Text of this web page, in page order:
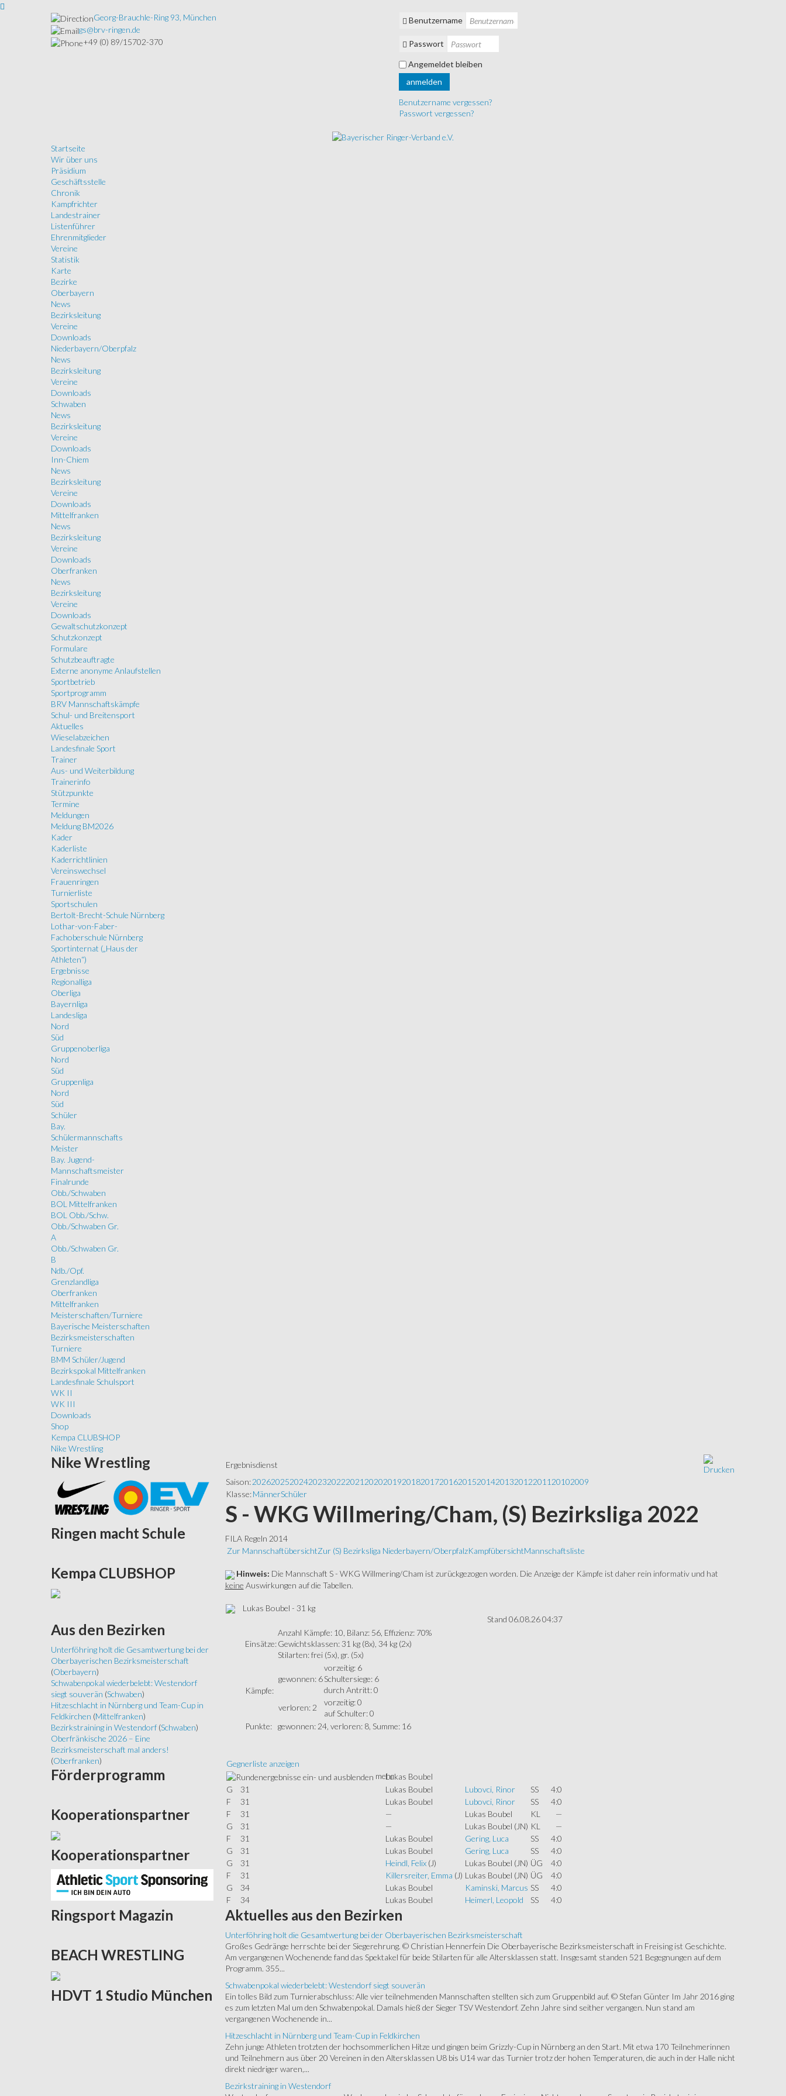
Georg-Brauchle-Ring 93, München
gs@brv-ringen.de
+49 (0) 89/15702-370
Benutzername
Passwort
Angemeldet bleiben
anmelden
Benutzername vergessen?
Passwort vergessen?
Startseite
Wir über uns
Präsidium
Geschäftsstelle
Chronik
Kampfrichter
Landestrainer
Listenführer
Ehrenmitglieder
Vereine
Statistik
Karte
Bezirke
Oberbayern
News
Bezirksleitung
Vereine
Downloads
Niederbayern/Oberpfalz
News
Bezirksleitung
Vereine
Downloads
Schwaben
News
Bezirksleitung
Vereine
Downloads
Inn-Chiem
News
Bezirksleitung
Vereine
Downloads
Mittelfranken
News
Bezirksleitung
Vereine
Downloads
Oberfranken
News
Bezirksleitung
Vereine
Downloads
Gewaltschutzkonzept
Schutzkonzept
Formulare
Schutzbeauftragte
Externe anonyme Anlaufstellen
Sportbetrieb
Sportprogramm
BRV Mannschaftskämpfe
Schul- und Breitensport
Aktuelles
Wieselabzeichen
Landesfinale Sport
Trainer
Aus- und Weiterbildung
Trainerinfo
Stützpunkte
Termine
Meldungen
Meldung BM2026
Kader
Kaderliste
Kaderrichtlinien
Vereinswechsel
Frauenringen
Turnierliste
Sportschulen
Bertolt-Brecht-Schule Nürnberg
Lothar-von-Faber-
Fachoberschule Nürnberg
Sportinternat („Haus der
Athleten“)
Ergebnisse
Regionalliga
Oberliga
Bayernliga
Landesliga
Nord
Süd
Gruppenoberliga
Nord
Süd
Gruppenliga
Nord
Süd
Schüler
Bay.
Schülermannschafts
Meister
Bay. Jugend-
Mannschaftsmeister
Finalrunde
Obb./Schwaben
BOL Mittelfranken
BOL Obb./Schw.
Obb./Schwaben Gr.
A
Obb./Schwaben Gr.
B
Ndb./Opf.
Grenzlandliga
Oberfranken
Mittelfranken
Meisterschaften/Turniere
Bayerische Meisterschaften
Bezirksmeisterschaften
Turniere
BMM Schüler/Jugend
Bezirkspokal Mittelfranken
Landesfinale Schulsport
WK II
WK III
Downloads
Shop
Kempa CLUBSHOP
Nike Wrestling
Ergebnisdienst
Saison: 202620252024202320222021 2020201920182017201620152014201320122011 20102009
Klasse: MännerSchüler
S - WKG Willmering/Cham, (S) Bezirksliga 2022
FILA Regeln 2014
Zur MannschaftübersichtZur (S) Bezirksliga Niederbayern/OberpfalzKampfübersichtMannschaftsliste
Hinweis: Die Mannschaft S - WKG Willmering/Cham ist zurückgezogen worden. Die Anzeige der Kämpfe ist daher rein informativ und hat
keine Auswirkungen auf die Tabellen.
Lukas Boubel - 31 kg
Stand 06.08.26 04:37
Einsätze:
Anzahl Kämpfe: 10, Bilanz: 56, Effizienz: 70%
Gewichtsklassen: 31 kg (8x), 34 kg (2x)
Stilarten: frei (5x), gr. (5x)
Kämpfe:
gewonnen: 6
vorzeitig: 6
Schultersiege: 6
durch Antritt: 0
verloren: 2
vorzeitig: 0
auf Schulter: 0
Punkte:
gewonnen: 24, verloren: 8, Summe: 16
Gegnerliste anzeigen
mehrLukas Boubel
G
31 Lukas Boubel Lubovci, Rinor SS
4:0
F
31 Lukas Boubel Lubovci, Rinor SS
4:0
F
31 — Lukas Boubel KL
—
G
31 — Lukas Boubel (JN) KL
—
F
31 Lukas Boubel Gering, Luca SS
4:0
G
31 Lukas Boubel Gering, Luca SS
4:0
G
31 Heindl, Felix (J) Lukas Boubel (JN) ÜG
4:0
F
31 Killersreiter, Emma (J) Lukas Boubel (JN) ÜG
4:0
G
34 Lukas Boubel Kaminski, Marcus SS
4:0
F
34 Lukas Boubel Heimerl, Leopold SS 4:0
Aktuelles aus den Bezirken
Unterföhring holt die Gesamtwertung bei der Oberbayerischen Bezirksmeisterschaft
Großes Gedränge herrschte bei der Siegerehrung. © Christian Hennerfein Die Oberbayerische Bezirksmeisterschaft in Freising ist Geschichte.
Am vergangenen Wochenende fand das Spektakel für beide Stilarten für alle Altersklassen statt. Insgesamt standen 521 Begegnungen auf dem
Programm. 355...
Schwabenpokal wiederbelebt: Westendorf siegt souverän
Ein tolles Bild zum Turnierabschluss: Alle vier teilnehmenden Mannschaften stellten sich zum Gruppenbild auf. © Stefan Günter Im Jahr 2016 ging
es zum letzten Mal um den Schwabenpokal. Damals hieß der Sieger TSV Westendorf. Zehn Jahre sind seither vergangen. Nun stand am
vergangenen Wochenende in...
Hitzeschlacht in Nürnberg und Team-Cup in Feldkirchen
Zehn junge Athleten trotzten der hochsommerlichen Hitze und gingen beim Grizzly-Cup in Nürnberg an den Start. Mit etwa 170 Teilnehmerinnen
und Teilnehmern aus über 20 Vereinen in den Altersklassen U8 bis U14 war das Turnier trotz der hohen Temperaturen, die auch in der Halle nicht
direkt niedriger waren,...
Bezirkstraining in Westendorf
Nike Wrestling
Ringen macht Schule
Kempa CLUBSHOP
Aus den Bezirken
Unterföhring holt die Gesamtwertung bei der
Oberbayerischen Bezirksmeisterschaft
(Oberbayern)
Schwabenpokal wiederbelebt: Westendorf
siegt souverän (Schwaben)
Hitzeschlacht in Nürnberg und Team-Cup in
Feldkirchen (Mittelfranken)
Bezirkstraining in Westendorf (Schwaben)
Oberfränkische 2026 – Eine
Bezirksmeisterschaft mal anders!
(Oberfranken)
Förderprogramm
Kooperationspartner
Kooperationspartner
Ringsport Magazin
BEACH WRESTLING
HDVT 1 Studio München